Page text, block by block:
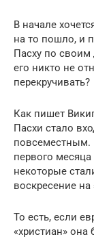
В начале
на то пошло, и
Пасху по своим
его никто не
перекручивать?
Как пишет
Пасхи стало
повсеместным.
первого
некоторые
воскресение
То есть, если
«христиан»